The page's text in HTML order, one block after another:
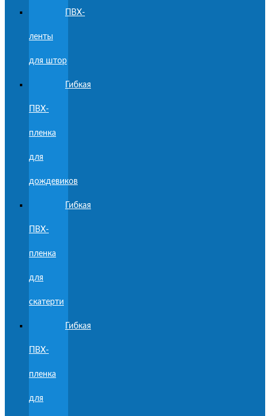
ПВХ-
ленты
для штор
Гибкая
ПВХ-
пленка
для
дождевиков
Гибкая
ПВХ-
пленка
для
скатерти
Гибкая
ПВХ-
пленка
для